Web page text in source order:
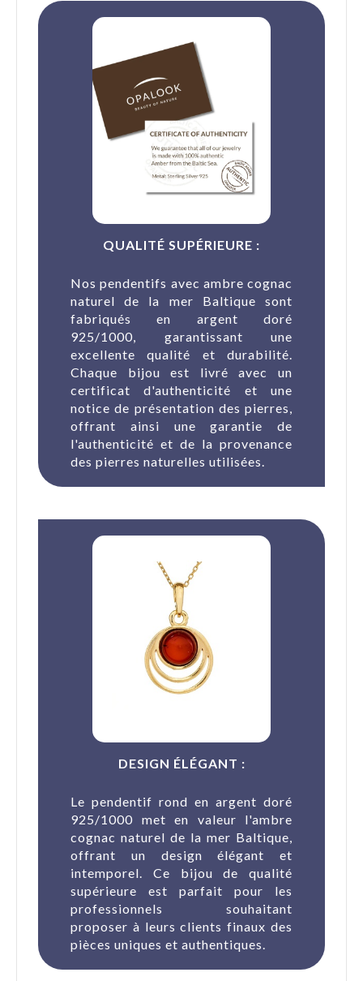
QUALITÉ SUPÉRIEURE :
Nos pendentifs avec ambre cognac
naturel de la mer Baltique sont
fabriqués en argent doré
925/1000, garantissant une
excellente qualité et durabilité.
Chaque bijou est livré avec un
certificat d'authenticité et une
notice de présentation des pierres,
offrant ainsi une garantie de
l'authenticité et de la provenance
des pierres naturelles utilisées.
DESIGN ÉLÉGANT :
Le pendentif rond en argent doré
925/1000 met en valeur l'ambre
cognac naturel de la mer Baltique,
offrant un design élégant et
intemporel. Ce bijou de qualité
supérieure est parfait pour les
professionnels souhaitant
proposer à leurs clients finaux des
pièces uniques et authentiques.